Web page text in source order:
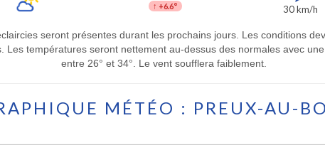
↑ +6.6° 30 km/h
seront présentes durant les prochains jours. Les conditions
Les températures seront nettement au-dessus des normales avec
entre 26° et 34°. Le vent soufflera faiblement.
MÉTÉO : PREUX-AU-